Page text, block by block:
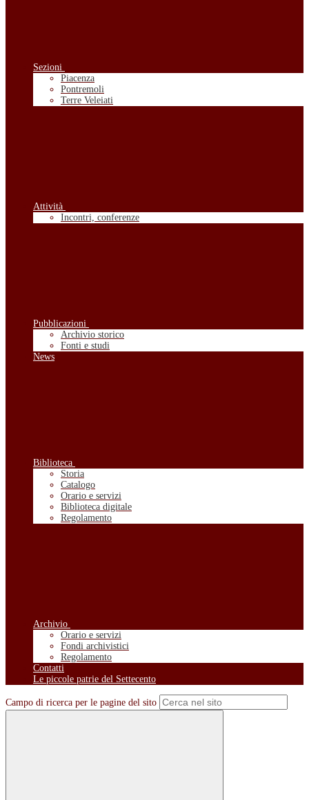
Sezioni
Piacenza
Pontremoli
Terre Veleiati
Attività
Incontri, conferenze
Pubblicazioni
Archivio storico
Fonti e studi
News
Biblioteca
Storia
Catalogo
Orario e servizi
Biblioteca digitale
Regolamento
Archivio
Orario e servizi
Fondi archivistici
Regolamento
Contatti
Le piccole patrie del Settecento
Campo di ricerca per le pagine del sito